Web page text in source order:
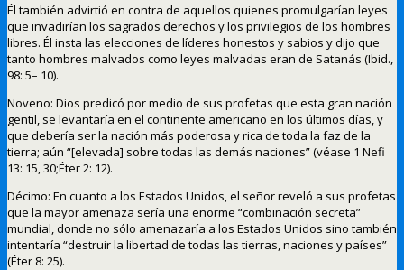
Él también advirtió en contra de aquellos quienes promulgarían leyes
que invadirían los sagrados derechos y los privilegios de los hombres
libres. Él insta las elecciones de líderes honestos y sabios y dijo que
tanto hombres malvados como leyes malvadas eran de Satanás (Ibid.,
98: 5– 10).
Noveno: Dios predicó por medio de sus profetas que esta gran nación
gentil, se levantaría en el continente americano en los últimos días, y
que debería ser la nación más poderosa y rica de toda la faz de la
tierra; aún “[elevada] sobre todas las demás naciones” (véase 1 Nefi
13: 15, 30;Éter 2: 12).
Décimo: En cuanto a los Estados Unidos, el señor reveló a sus profetas
que la mayor amenaza sería una enorme “combinación secreta”
mundial, donde no sólo amenazaría a los Estados Unidos sino también
intentaría “destruir la libertad de todas las tierras, naciones y países”
(Éter 8: 25).